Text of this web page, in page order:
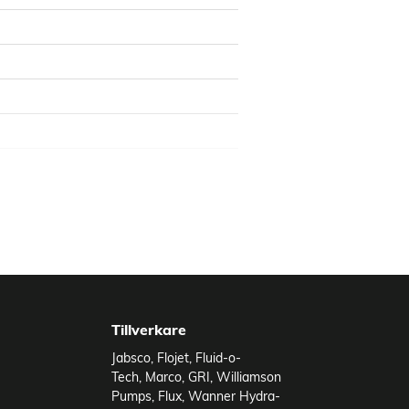
Tillverkare
Jabsco Flojet Fluid-o-
Tech Marco GRI Williamson
Pumps Flux Wanner Hydra-